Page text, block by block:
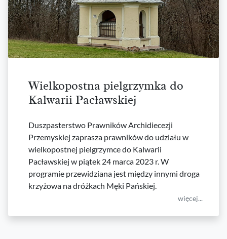
Wielkopostna pielgrzymka do
Kalwarii Pacławskiej
Duszpasterstwo Prawników Archidiecezji
Przemyskiej zaprasza prawników do udziału w
wielkopostnej pielgrzymce do Kalwarii
Pacławskiej w piątek 24 marca 2023 r. W
programie przewidziana jest między innymi droga
krzyżowa na dróżkach Męki Pańskiej.
więcej...